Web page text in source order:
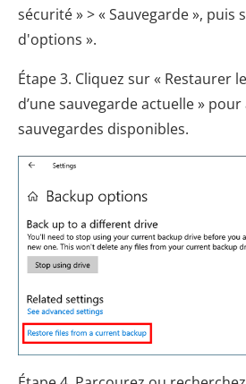
sécurité » > « Sauvegarde », puis
d'options ».
Étape 3. Cliquez sur « Restaurer
d’une sauvegarde actuelle »
sauvegardes disponibles.